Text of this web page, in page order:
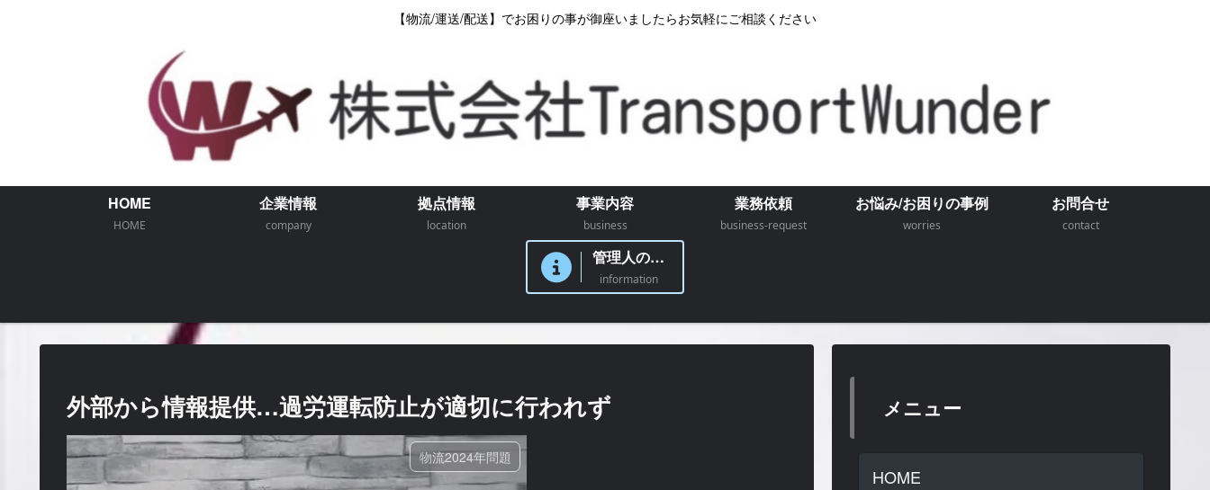
【物流/運送/配送】でお困りの事が御座いましたらお気軽にご相談ください
HOME
HOME
企業情報
company
拠点情報
location
事業内容
business
業務依頼
business-request
お悩み/お困りの事例
worries
お問合せ
contact
管理人のつぶやき
information
外部から情報提供…過労運転防止が適切に行われず
物流2024年問題
メニュー
HOME